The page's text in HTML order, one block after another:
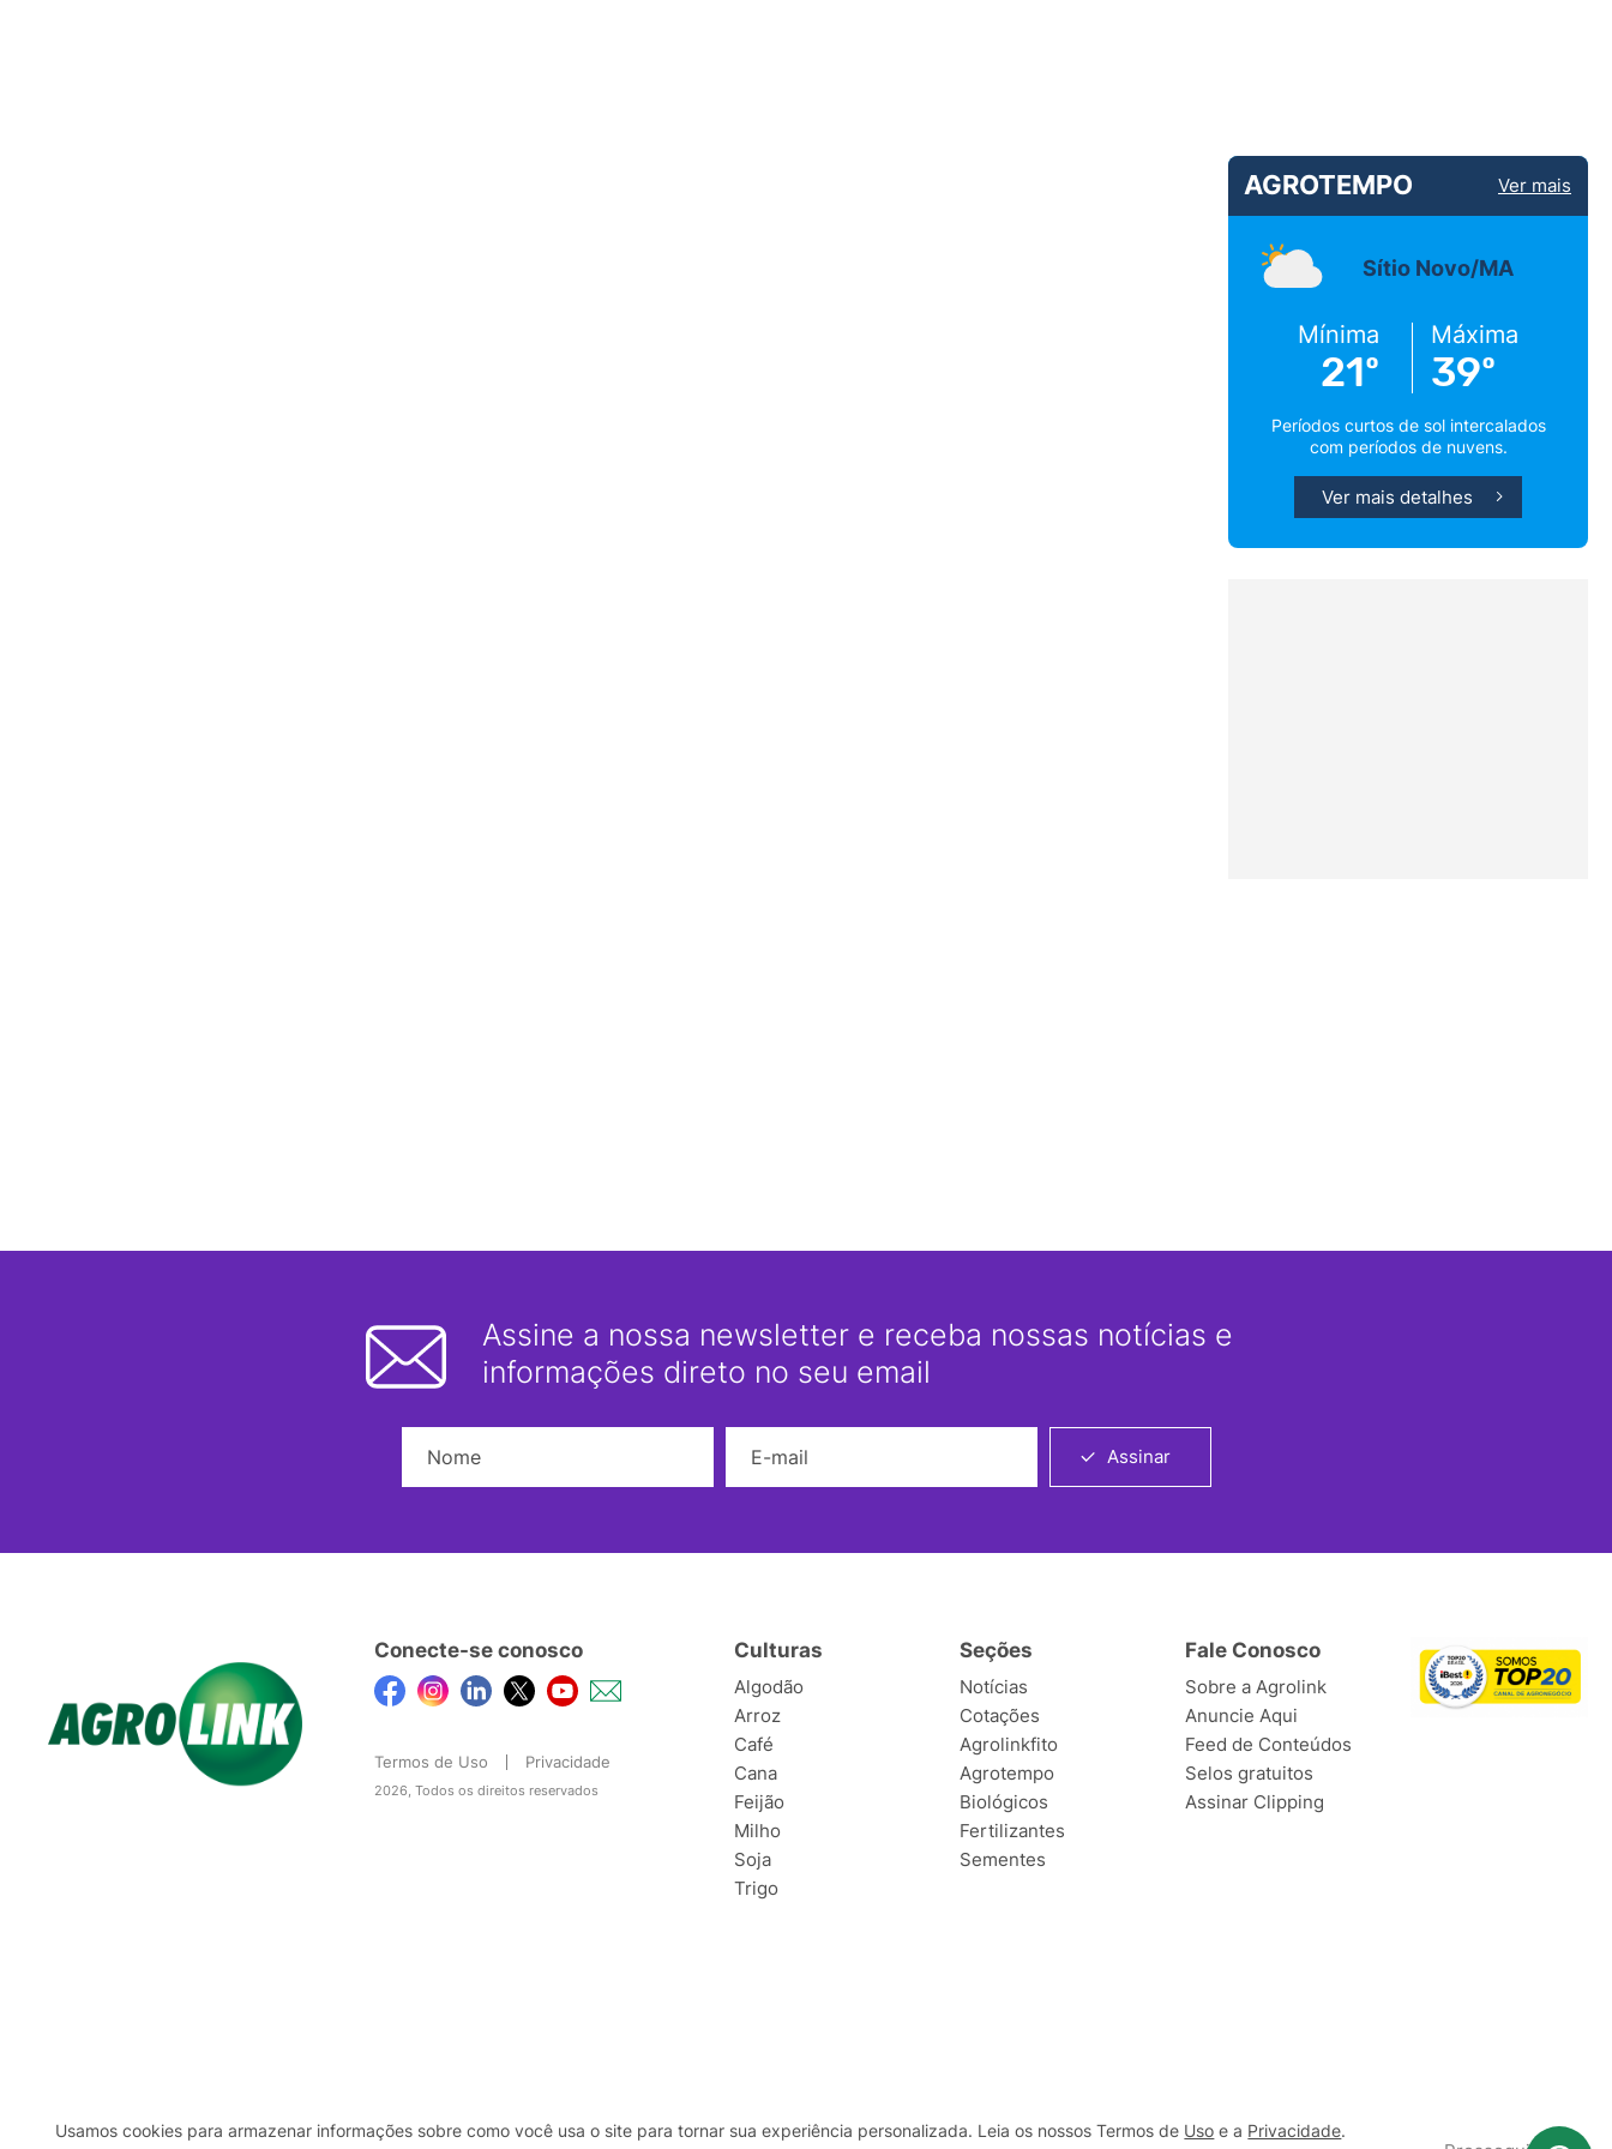
AGROTEMPO Ver mais
Sítio Novo/MA
Mínima
21º
Máxima
39º
Períodos curtos de sol intercalados
com períodos de nuvens.
Ver mais detalhes
Assine a nossa newsletter e receba nossas notícias e
informações direto no seu email
Assinar
Conecte-se conosco
Termos de Uso Privacidade
2026, Todos os direitos reservados
Culturas
Algodão
Arroz
Café
Cana
Feijão
Milho
Soja
Trigo
Seções
Notícias
Cotações
Agrolinkfito
Agrotempo
Biológicos
Fertilizantes
Sementes
Fale Conosco
Sobre a Agrolink
Anuncie Aqui
Feed de Conteúdos
Selos gratuitos
Assinar Clipping
Usamos cookies para armazenar informações sobre como você usa o site para tornar sua experiência personalizada. Leia os nossos Termos de Uso e a Privacidade.